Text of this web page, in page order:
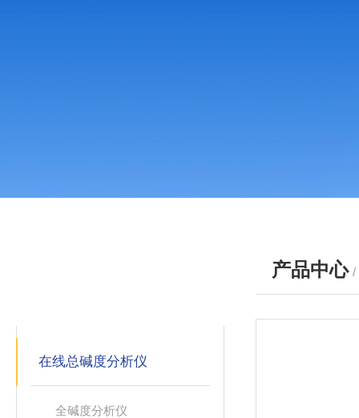
在线总碱度分析仪
全碱度分析仪
产品中心 /